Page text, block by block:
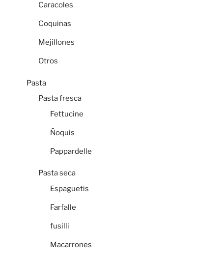
Caracoles
Coquinas
Mejillones
Otros
Pasta
Pasta fresca
Fettucine
Ñoquis
Pappardelle
Pasta seca
Espaguetis
Farfalle
fusilli
Macarrones